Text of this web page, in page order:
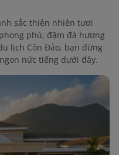
sắc thiên nhiên tươi
phú, đậm đà hương
lịch Côn Đảo, bạn đừng
nức tiếng dưới đây.